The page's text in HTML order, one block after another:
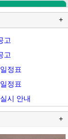
+
고
고
정표
정표
시 안내
+